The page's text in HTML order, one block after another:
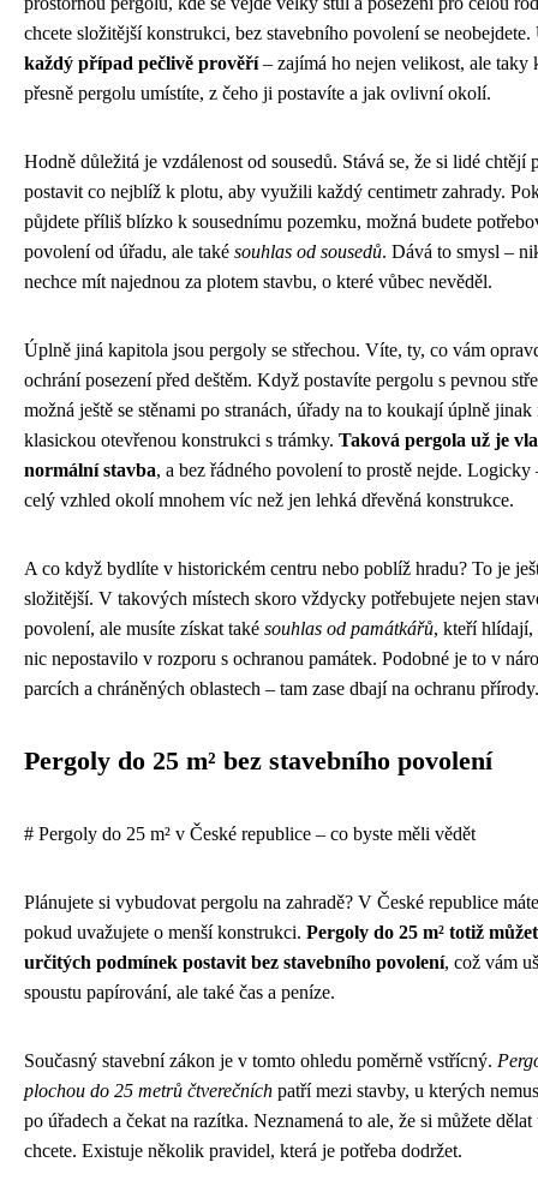
chcete složitější konstrukci, bez stavebního povolení se neobejdete.
každý případ pečlivě prověří– zajímá ho nejen velikost, ale taky
přesně pergolu umístíte, z čeho ji postavíte a jak ovlivní okolí.
Hodně důležitá je vzdálenost od sousedů. Stává se, že si lidé chtějí
postavit co nejblíž k plotu, aby využili každý centimetr zahrady.
půjdete příliš blízko k sousednímu pozemku, možná budete
povolení od úřadu, ale také souhlas od sousedů. Dává to smysl –
nechce mít najednou za plotem stavbu, o které vůbec nevěděl.
Úplně jiná kapitola jsou pergoly se střechou. Víte, ty, co vám
ochrání posezení před deštěm. Když postavíte pergolu s pevnou
možná ještě se stěnami po stranách, úřady na to koukají úplně jinak
klasickou otevřenou konstrukci s trámky. Taková pergola už je
normální stavba, a bez řádného povolení to prostě nejde. Logicky
celý vzhled okolí mnohem víc než jen lehká dřevěná konstrukce.
A co když bydlíte v historickém centru nebo poblíž hradu? To je
složitější. V takových místech skoro vždycky potřebujete nejen
povolení, ale musíte získat také souhlas od památkářů, kteří hlídají,
nic nepostavilo v rozporu s ochranou památek. Podobné je to v
parcích a chráněných oblastech – tam zase dbají na ochranu přírody.
Pergoly do 25 m² bez stavebního povolení
# Pergoly do 25 m² v České republice – co byste měli vědět
Plánujete si vybudovat pergolu na zahradě? V České republice
pokud uvažujete o menší konstrukci. Pergoly do 25 m² totiž
určitých podmínek postavit bez stavebního povolení, což vám
spoustu papírování, ale také čas a peníze.
Současný stavební zákon je v tomto ohledu poměrně vstřícný.
plochou do 25 metrů čtverečních patří mezi stavby, u kterých
po úřadech a čekat na razítka. Neznamená to ale, že si můžete
chcete. Existuje několik pravidel, která je potřeba dodržet.